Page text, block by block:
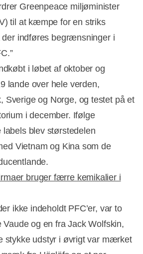
Greenpeace miljøminister
til at kæmpe for en striks
der indføres begrænsninger i
i løbet af oktober og
lande over hele verden,
Sverige og Norge, og testet på et
i december. Ifølge
labels blev størstedelen
Vietnam og Kina som de
bruger færre kemikalier i
ikke indeholdt PFC’er, var to
Vaude og en fra Jack Wolfskin,
stykke udstyr i øvrigt var mærket